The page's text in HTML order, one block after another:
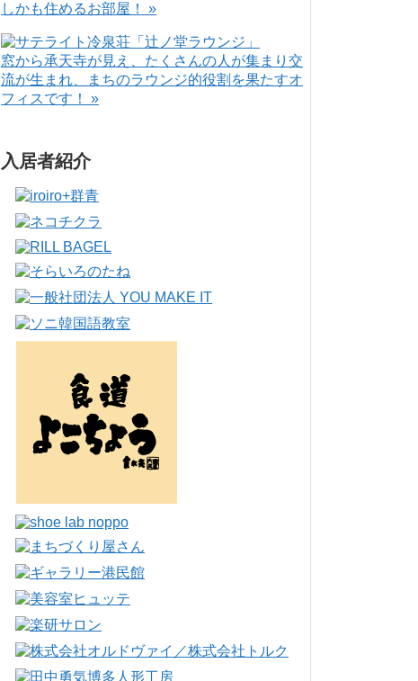
しかも住めるお部屋！ »
窓から承天寺が見え、たくさんの人が集まり交
流が生まれ、まちのラウンジ的役割を果たすオ
フィスです！ »
入居者紹介